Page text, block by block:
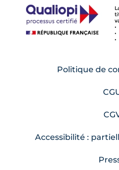
Politique de
Accessibilité :